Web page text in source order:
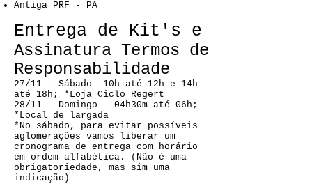
Antiga PRF​ - PA
Entrega de Kit's e
Assinatura Termos de
Responsabilidade
27/11 - Sábado- 10h até 12h e 14h
até 18h; *Loja Ciclo Regert
28/11 - Domingo - 04h30m até 06h;
*Local de largada
*No sábado, para evitar possíveis
aglomerações vamos liberar um
cronograma de entrega com horário
em ordem alfabética. (Não é uma
obrigatoriedade, mas sim uma
indicação)